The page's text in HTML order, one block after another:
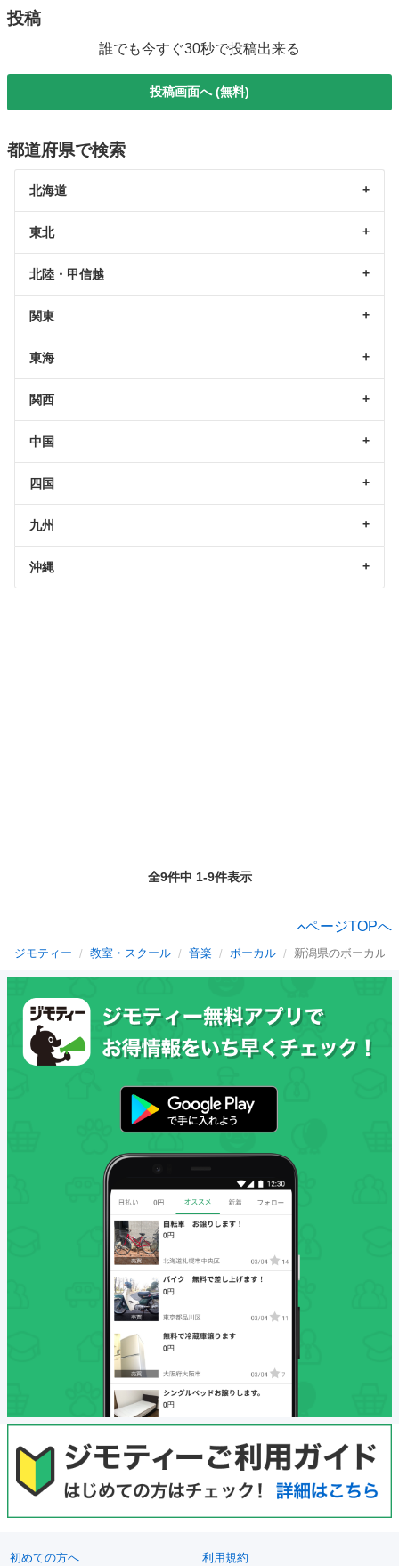
投稿
誰でも今すぐ30秒で投稿出来る
投稿画面へ (無料)
都道府県で検索
北海道
東北
北陸・甲信越
関東
東海
関西
中国
四国
九州
沖縄
全9件中 1-9件表示
ページTOPへ
ジモティー 教室・スクール 音楽 ボーカル 新潟県のボーカル
初めての方へ 利用規約